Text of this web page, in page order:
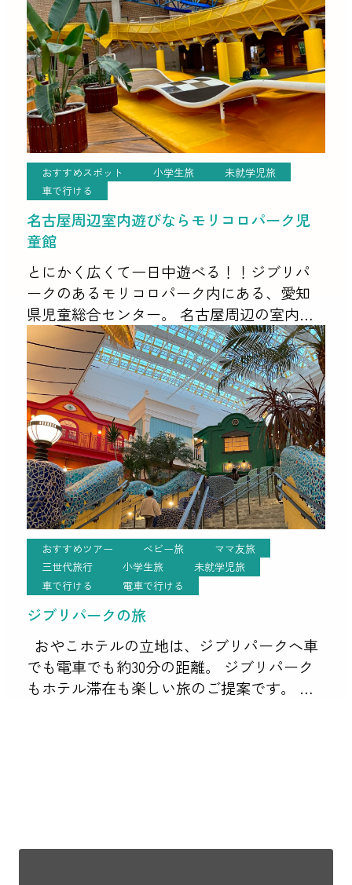
おすすめスポット 小学生旅
未就学児旅
車で行ける
名古屋周辺室内遊びならモリコロパーク児
童館
とにかく広くて一日中遊べる！！ジブリパ
ークのあるモリコロパーク内にある、愛知
県児童総合センター。 名古屋周辺の室内遊
び場といえば絶対ここ！と言っていいくら
い、推しのスポットです。 愛知県児童総合
センターがおすすめな理由 […]
おすすめツアー ベビー旅
ママ友旅
三世代旅行
小学生旅
未就学児旅
車で行ける
電車で行ける
ジブリパークの旅
おやこホテルの立地は、ジブリパークへ車
でも電車でも約30分の距離。 ジブリパーク
もホテル滞在も楽しい旅のご提案です。 ジ